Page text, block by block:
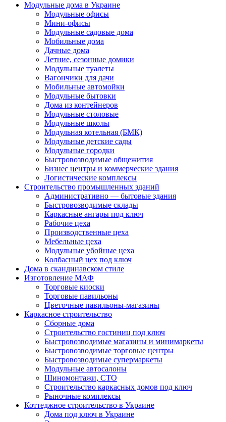
Модульные дома в Украине
Модульные офисы
Мини-офисы
Модульные садовые дома
Мобильные дома
Дачные дома
Летние, сезонные домики
Модульные туалеты
Вагончики для дачи
Мобильные автомойки
Модульные бытовки
Дома из контейнеров
Модульные столовые
Модульные школы
Модульная котельная (БМК)
Модульные детские сады
Модульные городки
Быстровозводимые общежития
Бизнес центры и коммерческие здания
Логистические комплексы
Строительство промышленных зданий
Административно — бытовые здания
Быстровозводимые склады
Каркасные ангары под ключ
Рабочие цеха
Производственные цеха
Мебельные цеха
Модульные убойные цеха
Колбасный цех под ключ
Дома в скандинавском стиле
Изготовление МАФ
Торговые киоски
Торговые павильоны
Цветочные павильоны-магазины
Каркасное строительство
Сборные дома
Строительство гостиниц под ключ
Быстровозводимые магазины и минимаркеты
Быстровозводимые торговые центры
Быстровозводимые супермаркеты
Модульные автосалоны
Шиномонтажи, СТО
Строительство каркасных домов под ключ
Рыночные комплексы
Коттеджное строительство в Украине
Дома под ключ в Украине